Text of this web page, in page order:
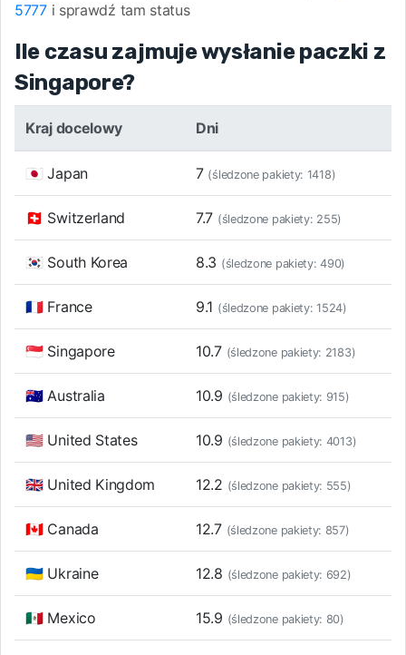
5777i sprawdź tam status
Ile czasu zajmuje wysłanie paczki z
Singapore?
Kraj docelowy Dni
🇯🇵 Japan 7 (śledzone pakiety: 1418)
🇨🇭 Switzerland 7.7 (śledzone pakiety: 255)
🇰🇷 South Korea 8.3 (śledzone pakiety: 490)
🇫🇷 France 9.1 (śledzone pakiety: 1524)
🇸🇬 Singapore 10.7 (śledzone pakiety: 2183)
🇦🇺 Australia 10.9 (śledzone pakiety: 915)
🇺🇸 United States 10.9 (śledzone pakiety: 4013)
🇬🇧 United Kingdom 12.2 (śledzone pakiety: 555)
🇨🇦 Canada 12.7 (śledzone pakiety: 857)
🇺🇦 Ukraine 12.8 (śledzone pakiety: 692)
🇲🇽 Mexico 15.9 (śledzone pakiety: 80)